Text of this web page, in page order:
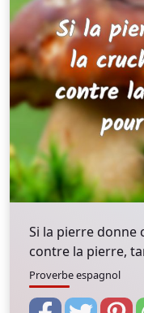
Si la pierre donne
contre la pierre,
Proverbe espagnol